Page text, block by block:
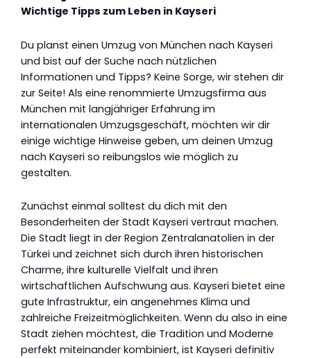
Wichtige Tipps zum Leben in Kayseri
Du planst einen Umzug von München nach Kayseri
und bist auf der Suche nach nützlichen
Informationen und Tipps? Keine Sorge, wir stehen dir
zur Seite! Als eine renommierte Umzugsfirma aus
München mit langjähriger Erfahrung im
internationalen Umzugsgeschäft, möchten wir dir
einige wichtige Hinweise geben, um deinen Umzug
nach Kayseri so reibungslos wie möglich zu
gestalten.
Zunächst einmal solltest du dich mit den
Besonderheiten der Stadt Kayseri vertraut machen.
Die Stadt liegt in der Region Zentralanatolien in der
Türkei und zeichnet sich durch ihren historischen
Charme, ihre kulturelle Vielfalt und ihren
wirtschaftlichen Aufschwung aus. Kayseri bietet eine
gute Infrastruktur, ein angenehmes Klima und
zahlreiche Freizeitmöglichkeiten. Wenn du also in eine
Stadt ziehen möchtest, die Tradition und Moderne
perfekt miteinander kombiniert, ist Kayseri definitiv